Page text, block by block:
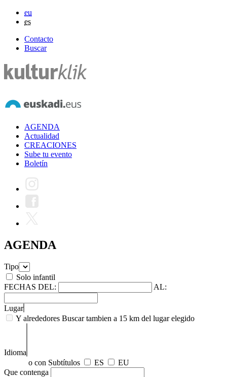
eu
es
Contacto
Buscar
AGENDA
Actualidad
CREACIONES
Sube tu evento
Boletín
AGENDA
Tipo
Solo infantil
FECHAS DEL: AL:
Lugar
Y alrededores Buscar tambien a 15 km del lugar elegido
Idioma
o con Subtítulos
ES
EU
Que contenga